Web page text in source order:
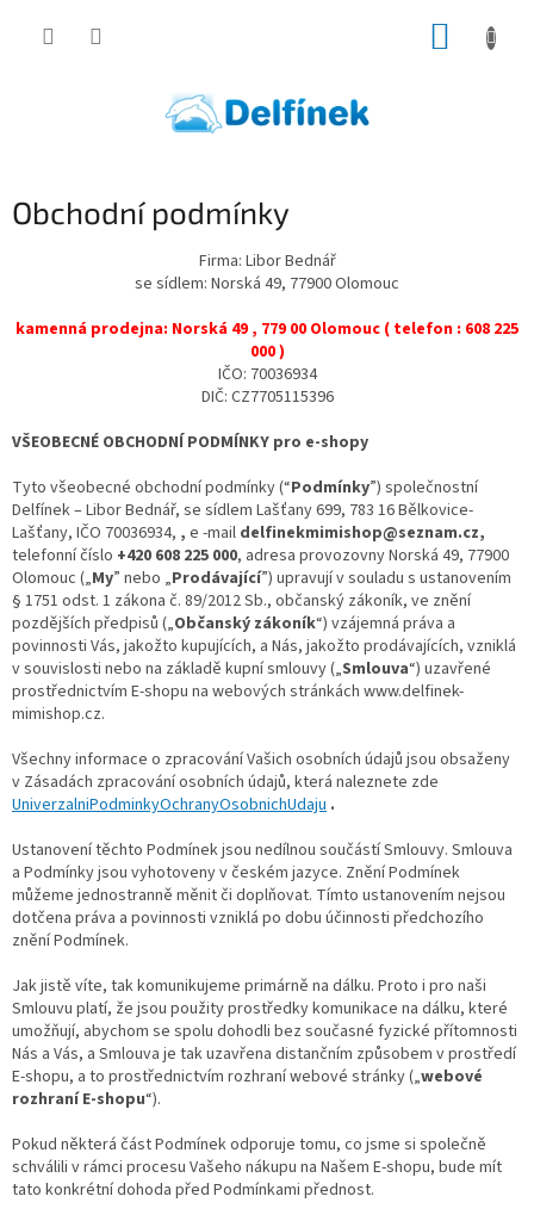
Obchodní podmínky
Firma: Libor Bednář
se sídlem: Norská 49, 77900 Olomouc
kamenná prodejna: Norská 49 , 779 00 Olomouc ( telefon : 608 225
000 )
IČO: 70036934
DIČ: CZ7705115396
VŠEOBECNÉ OBCHODNÍ PODMÍNKY pro e-shopy
Tyto všeobecné obchodní podmínky (“Podmínky”) společnostní
Delfínek – Libor Bednář, se sídlem Lašťany 699, 783 16 Bělkovice-
Lašťany, IČO 70036934, , e -mail delfinekmimishop@seznam.cz,
telefonní číslo +420 608 225 000, adresa provozovny Norská 49, 77900
Olomouc („My” nebo „Prodávající”) upravují v souladu s ustanovením
§ 1751 odst. 1 zákona č. 89/2012 Sb., občanský zákoník, ve znění
pozdějších předpisů („Občanský zákoník“) vzájemná práva a
povinnosti Vás, jakožto kupujících, a Nás, jakožto prodávajících, vzniklá
v souvislosti nebo na základě kupní smlouvy („Smlouva“) uzavřené
prostřednictvím E-shopu na webových stránkách www.delfinek-
mimishop.cz.
Všechny informace o zpracování Vašich osobních údajů jsou obsaženy
v Zásadách zpracování osobních údajů, která naleznete zde
UniverzalniPodminkyOchranyOsobnichUdaju .
Ustanovení těchto Podmínek jsou nedílnou součástí Smlouvy. Smlouva
a Podmínky jsou vyhotoveny v českém jazyce. Znění Podmínek
můžeme jednostranně měnit či doplňovat. Tímto ustanovením nejsou
dotčena práva a povinnosti vzniklá po dobu účinnosti předchozího
znění Podmínek.
Jak jistě víte, tak komunikujeme primárně na dálku. Proto i pro naši
Smlouvu platí, že jsou použity prostředky komunikace na dálku, které
umožňují, abychom se spolu dohodli bez současné fyzické přítomnosti
Nás a Vás, a Smlouva je tak uzavřena distančním způsobem v prostředí
E-shopu, a to prostřednictvím rozhraní webové stránky („webové
rozhraní E-shopu“).
Pokud některá část Podmínek odporuje tomu, co jsme si společně
schválili v rámci procesu Vašeho nákupu na Našem E-shopu, bude mít
tato konkrétní dohoda před Podmínkami přednost.